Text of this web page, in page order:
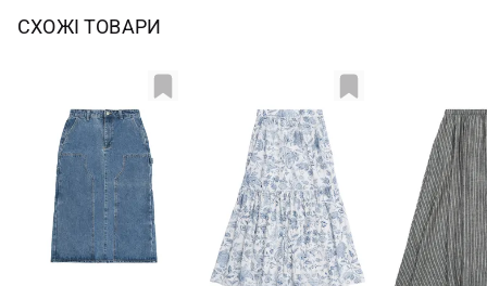
СХОЖІ ТОВАРИ